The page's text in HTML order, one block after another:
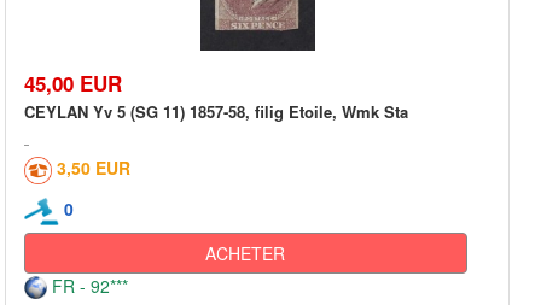
45,00 EUR
CEYLAN Yv 5 (SG 11) 1857-58, filig Etoile, Wmk Sta
3,50 EUR
0
ACHETER
FR - 92***